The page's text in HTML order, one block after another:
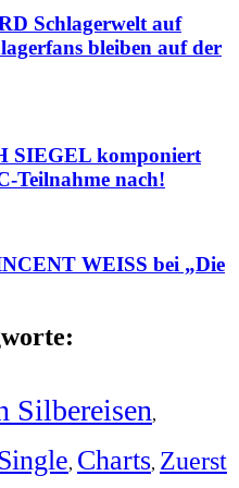
Schlagerwelt auf
bleiben auf der
SIEGEL komponiert
Teilnahme nach!
WEISS bei „Die
Silbereisen,
, Charts, Zuerst